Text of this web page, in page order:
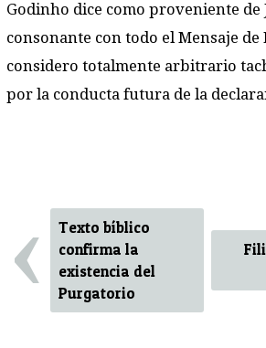
Godinho dice como proveniente de
consonante con todo el Mensaje de
considero totalmente arbitrario
por la conducta futura de la
‹
Texto bíblico
confirma la
existencia del
Purgatorio